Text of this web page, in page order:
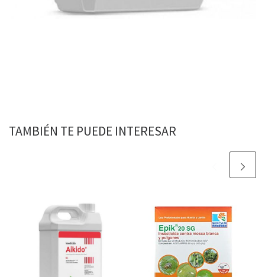
TAMBIÉN TE PUEDE INTERESAR